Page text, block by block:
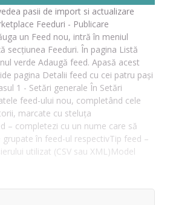
pasii de import si actualizare
Feeduri - Publicare
un Feed nou, intră în meniul
secțiunea Feeduri. În pagina Listă
verde Adaugă feed. Apasă acest
pagina Detalii feed cu cei patru pași
1 - Setări generale În Setări
feed-ului nou, completând cele
marcate cu steluța
– completezi cu un nume care să
în feed-ul respectivTip feed –
utilizat (CSV sau XML)Model